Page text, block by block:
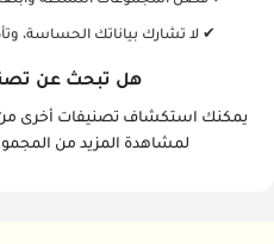
✔ لا تشارك بياناتك الحساسة،
هل تبحث عن
يمكنك استكشاف تصنيفات أخرى من
لمشاهدة المزيد من